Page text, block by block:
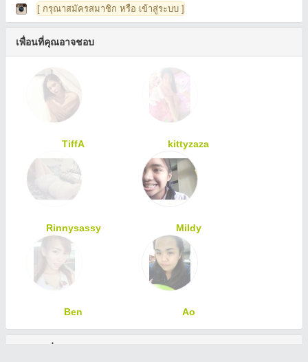
[ กรุณาสมัครสมาชิก หรือ เข้าสู่ระบบ ]
เพื่อนที่คุณอาจชอบ
TiffA kittyzaza
Rinnysassy Mildy
Ben Ao